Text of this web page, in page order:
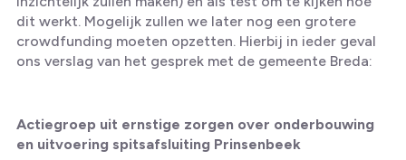
dit werkt. Mogelijk zullen we later nog een grotere
crowdfunding moeten opzetten. Hierbij in ieder geval
ons verslag van het gesprek met de gemeente Breda:
Actiegroep uit ernstige zorgen over onderbouwing
en uitvoering spitsafsluiting Prinsenbeek